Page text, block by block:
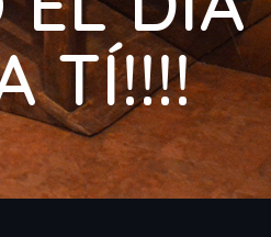
TÍ!!!!